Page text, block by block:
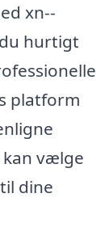
xn--
hurtigt
platform
kan vælge
dine